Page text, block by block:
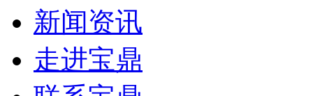
新闻资讯
走进宝鼎